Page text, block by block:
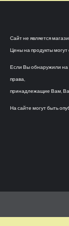
Сайт не является
Цены на продукты могут
Если Вы обнаружили на
права,
принадлежащие Вам,
На сайте могут быть